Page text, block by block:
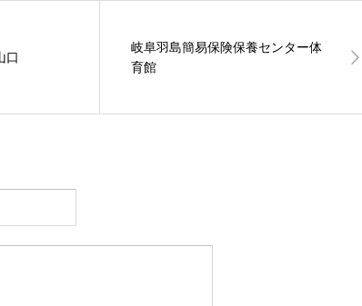
口
岐阜羽島簡易保険保養センター体
育館